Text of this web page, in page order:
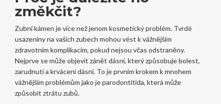
změkčit?
Zubní kámen je více než jenom kosmetický problém. Tvrdé
usazeniny na vašich zubech mohou vést k vážnějším
zdravotním komplikacím, pokud nejsou včas odstraněny.
Nejprve se může objevit zánět dásní, který způsobuje bolest,
zarudnutí a krvácení dásní. To je prvním krokem k mnohem
vážnějším problémům jako je parodontitida, která může
způsobit ztrátu zubů.